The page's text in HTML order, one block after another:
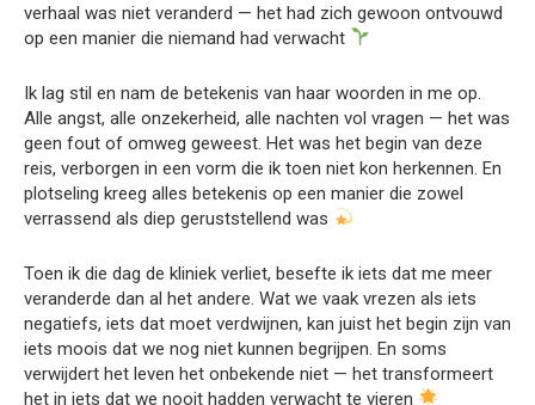
verhaal was niet veranderd — het had zich gewoon ontvouwd
op een manier die niemand had verwacht
Ik lag stil en nam de betekenis van haar woorden in me op.
Alle angst, alle onzekerheid, alle nachten vol vragen — het was
geen fout of omweg geweest. Het was het begin van deze
reis, verborgen in een vorm die ik toen niet kon herkennen. En
plotseling kreeg alles betekenis op een manier die zowel
verrassend als diep geruststellend was
Toen ik die dag de kliniek verliet, besefte ik iets dat me meer
veranderde dan al het andere. Wat we vaak vrezen als iets
negatiefs, iets dat moet verdwijnen, kan juist het begin zijn van
iets moois dat we nog niet kunnen begrijpen. En soms
verwijdert het leven het onbekende niet — het transformeert
het in iets dat we nooit hadden verwacht te vieren